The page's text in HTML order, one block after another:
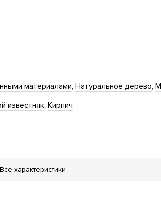
материалами Натуральное дерево
известняк Кирпич
Все характеристики